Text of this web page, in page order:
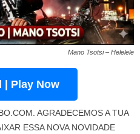
Mano Tsotsi – Helelele
| Play Now
AGRADECEMOS A TUA
ESSA NOVA NOVIDADE